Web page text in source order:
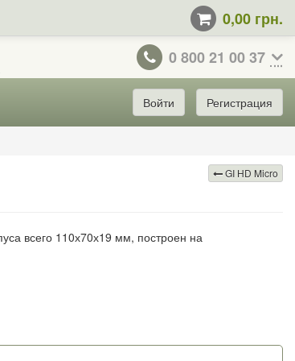
0,00 грн.
0 800 21 00 37
Войти Регистрация
GI HD Micro
всего 110х70х19 мм, построен на